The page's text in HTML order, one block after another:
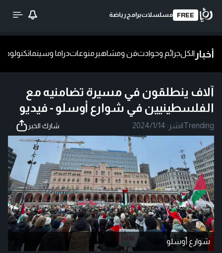
FREE مسلسلاتبرامج رياضة
أخبار الكلجرائم وحوادثفن ومشاهير منوعاتدراما وسينماتكنولوجيا
آلاف ينطلقون في مسيرة تضامنيه مع
الفلسطينيين في شوارع أوسلو - فيديو
Trending
|نشر: 2024/1/14 شارك الخبر
شوارع أوسلو